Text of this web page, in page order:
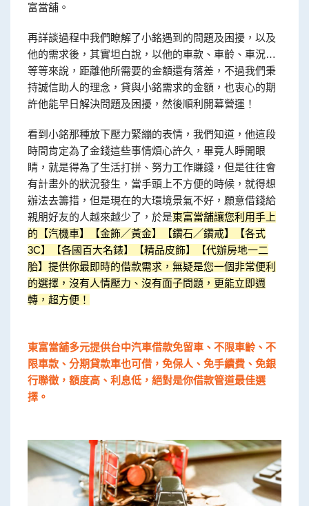
富當舖。
再詳談過程中我們瞭解了小銘遇到的問題及困擾，以及
他的需求後，其實坦白說，以他的車款、車齡、車況…
等等來說，距離他所需要的金額還有落差，不過我們秉
持誠信助人的理念，貸與小銘需求的金額，也衷心的期
許他能早日解決問題及困擾，然後順利開幕營運！
看到小銘那種放下壓力緊繃的表情，我們知道，他這段
時間肯定為了金錢這些事情煩心許久，畢竟人睜開眼
睛，就是得為了生活打拼、努力工作賺錢，但是往往會
有計畫外的狀況發生，當手頭上不方便的時候，就得想
辦法去籌措，但是現在的大環境景氣不好，願意借錢給
親朋好友的人越來越少了，於是東富當舖讓您利用手上
的【汽機車】【金飾／黃金】【鑽石／鑽戒】【各式
3C】【各國百大名錶】【精品皮飾】【代辦房地一二
胎】提供你最即時的借款需求，無疑是您一個非常便利
的選擇，沒有人情壓力、沒有面子問題，更能立即週
轉，超方便！
東富當舖多元提供台中汽車借款免留車、不限車齡、不
限車款、分期貸款車也可借，免保人、免手續費、免銀
行聯徵，額度高、利息低，絕對是你借款管道最佳選
擇。